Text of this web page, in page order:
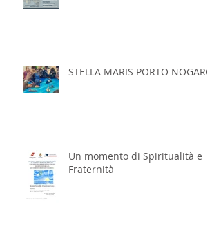
STELLA MARIS PORTO NOGARO
Un momento di Spiritualità e
Fraternità